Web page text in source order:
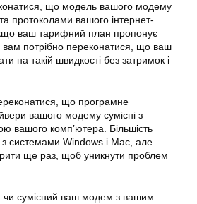
що модель вашого модему
протоколами вашого інтернет-
ваш тарифний план пропонує
вам потрібно переконатися, що ваш
на такій швидкості без затримок і
що програмне
вашого модему сумісні з
вашого комп’ютера. Більшість
системами Windows і Mac, але
ще раз, щоб уникнути проблем
чи сумісний ваш модем з вашим